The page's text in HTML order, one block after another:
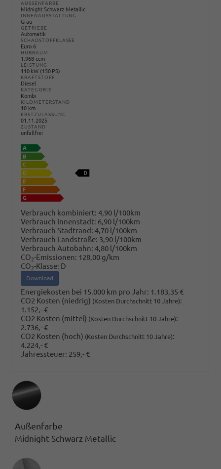
AUSSENFARBE
Midnight Schwarz Metallic
INNENAUSSTATTUNG
Grau
GETRIEBE
Automatik
SCHADSTOFFKLASSE
Euro 6
HUBRAUM
1.968 ccm
LEISTUNG
110 kW (150 PS)
KRAFTSTOFF
Diesel
KATEGORIE
Kombi
KILOMETERSTAND
10 km
ERSTZULASSUNG
01.11.2025
ZUSTAND
unfallfrei
Verbrauch kombiniert: 4,90 l/100km
Verbrauch Innenstadt: 6,90 l/100km
Verbrauch Stadtrand: 4,70 l/100km
Verbrauch Landstraße: 3,90 l/100km
Verbrauch Autobahn: 4,80 l/100km
CO2-Emissionen: 128,00 g/km
CO2-Klasse: D
Download
Energiekosten bei 15.000 km pro Jahr: 1.183,35 €
CO2 Kosten (niedrig) (Kosten Durchschnitt 10 Jahre):
1.152,- €
CO2 Kosten (mittel) (Kosten Durchschnitt 10 Jahre):
2.736,- €
CO2 Kosten (hoch) (Kosten Durchschnitt 10 Jahre):
4.224,- €
Jahressteuer: 259,- €
Außenfarbe
Midnight Schwarz Metallic
Innenausstattung